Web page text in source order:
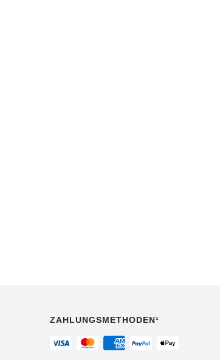
ZAHLUNGSMETHODEN¹